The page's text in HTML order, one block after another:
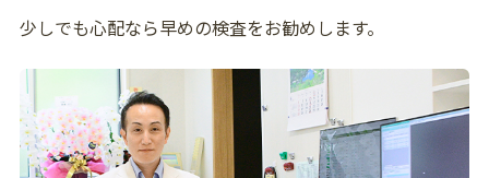
少しでも心配なら早めの検査をお勧めします。